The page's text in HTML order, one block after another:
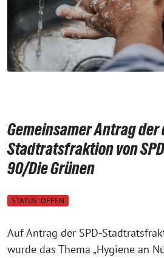
Gemeinsamer Antrag der
Stadtratsfraktion von
90/Die Grünen
STATUS: OFFEN
Auf Antrag der SPD-
wurde das Thema „Hygiene an